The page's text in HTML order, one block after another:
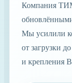
Компания
Мы усилили
от загрузки
и крепления